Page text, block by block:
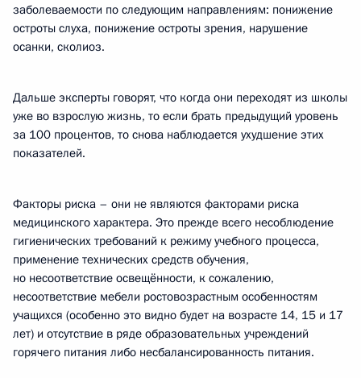
заболеваемости по следующим направлениям: понижение
остроты слуха, понижение остроты зрения, нарушение
осанки, сколиоз.
Дальше эксперты говорят, что когда они переходят из школы
уже во взрослую жизнь, то если брать предыдущий уровень
за 100 процентов, то снова наблюдается ухудшение этих
показателей.
Факторы риска – они не являются факторами риска
медицинского характера. Это прежде всего несоблюдение
гигиенических требований к режиму учебного процесса,
применение технических средств обучения,
но несоответствие освещённости, к сожалению,
несоответствие мебели ростовозрастным особенностям
учащихся (особенно это видно будет на возрасте 14, 15 и 17
лет) и отсутствие в ряде образовательных учреждений
горячего питания либо несбалансированность питания.